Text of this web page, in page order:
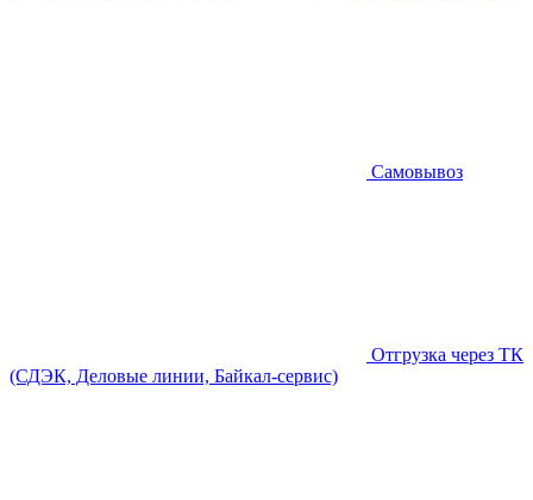
Самовывоз
Отгрузка через ТК
(СДЭК, Деловые линии, Байкал-сервис)